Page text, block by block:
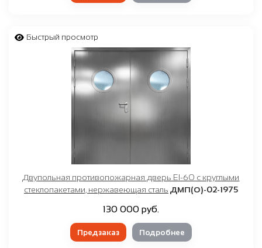
Быстрый просмотр
Двупольная противопожарная дверь EI-60 с круглыми
стеклопакетами, нержавеющая сталь ДМП(О)-02-1975
130 000 руб.
Предзаказ Подробнее